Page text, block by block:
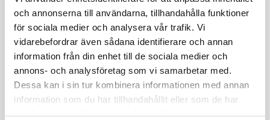
och annonserna till användarna, tillhandahålla funktioner
för sociala medier och analysera vår trafik. Vi
vidarebefordrar även sådana identifierare och annan
information från din enhet till de sociala medier och
annons- och analysföretag som vi samarbetar med.
Dessa kan i sin tur kombinera informationen med annan
information som du har tillhandahållit eller som de har
samlat in när du har använt deras tjänster.
24t 7d 1m 3m 1å 5å
Köp / Sälj